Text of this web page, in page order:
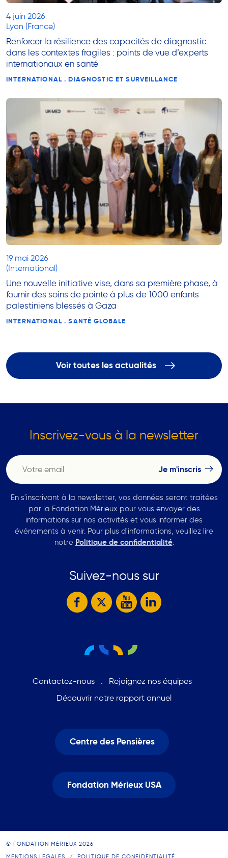
4 juin 2026
Lyon (France)
Renforcer la résilience des capacités de diagnostic
dans les contextes fragiles : points de vue d’experts
internationaux en santé
INTERNATIONAL . DIAGNOSTIC ET SURVEILLANCE
19 mai 2026
(International)
Une nouvelle initiative vise, dans sa première phase, à
fournir des soins de pointe à plus de 1000 enfants
palestiniens blessés à Gaza
INTERNATIONAL . SANTÉ GLOBALE
Voir toutes les actualités
Inscrivez-vous à la newsletter
En s'inscrivant à la newsletter, vos données seront traitées
par la Fondation Mérieux pour vous envoyer des
informations sur nos activités et vous informer des
événements à venir. Pour plus d'informations, veuillez lire
notre Politique de confidentialité.
Suivez-nous sur
Contactez-nous
Rejoignez nos équipes
Découvrir notre rapport annuel
Centre des Pensières
Fondation Mérieux USA
© FONDATION MÉRIEUX 2026